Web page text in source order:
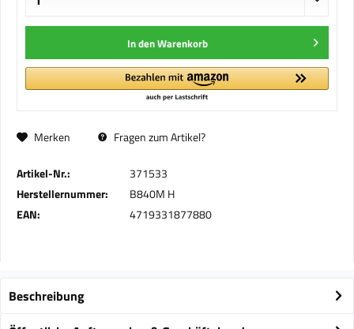
In denWarenkorb
Merken Fragen zum Artikel?
Artikel-Nr.:
371533
Herstellernummer:
B840M H
EAN:
4719331877880
Beschreibung